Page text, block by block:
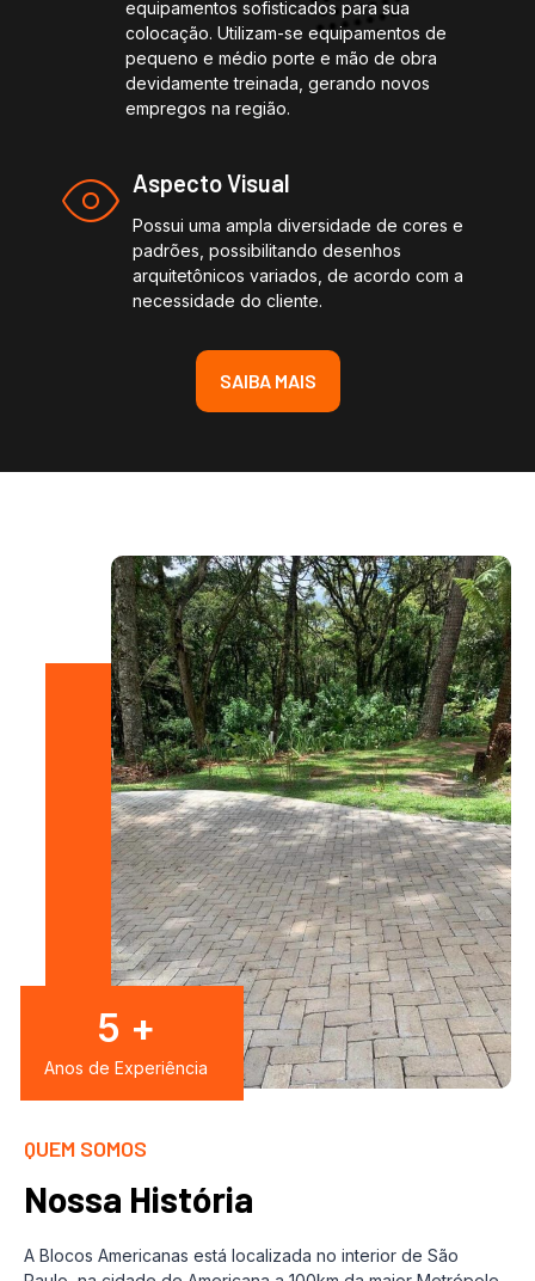
equipamentos sofisticados para sua
colocação. Utilizam-se equipamentos de
pequeno e médio porte e mão de obra
devidamente treinada, gerando novos
empregos na região.
Aspecto Visual
Possui uma ampla diversidade de cores e
padrões, possibilitando desenhos
arquitetônicos variados, de acordo com a
necessidade do cliente.
SAIBA MAIS
QUEM SOMOS
Nossa História
A Blocos Americanas está localizada no interior de São
8 +
Anos de Experiência